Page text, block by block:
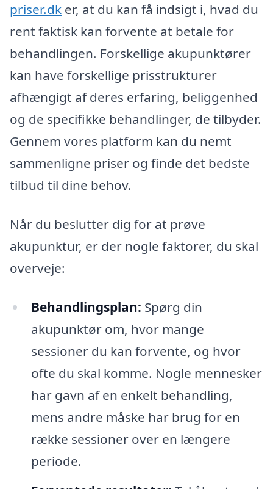
priser.dk er, at du kan få indsigt i, hvad du
rent faktisk kan forvente at betale for
behandlingen. Forskellige akupunktører
kan have forskellige prisstrukturer
afhængigt af deres erfaring, beliggenhed
og de specifikke behandlinger, de tilbyder.
Gennem vores platform kan du nemt
sammenligne priser og finde det bedste
tilbud til dine behov.
Når du beslutter dig for at prøve
akupunktur, er der nogle faktorer, du skal
overveje:
Behandlingsplan: Spørg din
akupunktør om, hvor mange
sessioner du kan forvente, og hvor
ofte du skal komme. Nogle mennesker
har gavn af en enkelt behandling,
mens andre måske har brug for en
række sessioner over en længere
periode.